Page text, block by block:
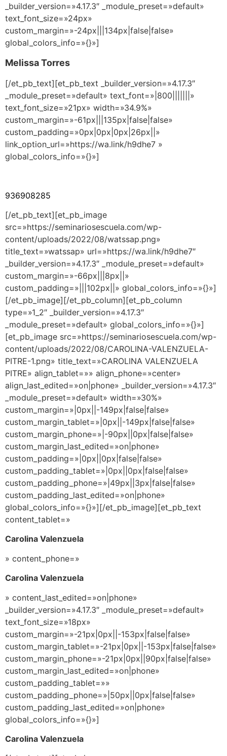
_builder_version=»4.17.3″ _module_preset=»default»
text_font_size=»24px»
custom_margin=»-24px|||134px|false|false»
global_colors_info=»{}»]
Melissa Torres
[/et_pb_text][et_pb_text _builder_version=»4.17.3″
_module_preset=»default» text_font=»|800|||||||»
text_font_size=»21px» width=»34.9%»
custom_margin=»-61px|||135px|false|false»
custom_padding=»0px|0px|0px|26px||»
link_option_url=»https://wa.link/h9dhe7 »
global_colors_info=»{}»]
936908285
[/et_pb_text][et_pb_image
src=»https://seminariosescuela.com/wp-
content/uploads/2022/08/watssap.png»
title_text=»watssap» url=»https://wa.link/h9dhe7″
_builder_version=»4.17.3″ _module_preset=»default»
custom_margin=»-66px|||8px||»
custom_padding=»|||102px||» global_colors_info=»{}»]
[/et_pb_image][/et_pb_column][et_pb_column
type=»1_2″ _builder_version=»4.17.3″
_module_preset=»default» global_colors_info=»{}»]
[et_pb_image src=»https://seminariosescuela.com/wp-
content/uploads/2022/08/CAROLINA-VALENZUELA-
PITRE-1.png» title_text=»CAROLINA VALENZUELA
PITRE» align_tablet=»» align_phone=»center»
align_last_edited=»on|phone» _builder_version=»4.17.3″
_module_preset=»default» width=»30%»
custom_margin=»|0px||-149px|false|false»
custom_margin_tablet=»|0px||-149px|false|false»
custom_margin_phone=»|-90px||0px|false|false»
custom_margin_last_edited=»on|phone»
custom_padding=»|0px||0px|false|false»
custom_padding_tablet=»|0px||0px|false|false»
custom_padding_phone=»|49px||3px|false|false»
custom_padding_last_edited=»on|phone»
global_colors_info=»{}»][/et_pb_image][et_pb_text
content_tablet=»
Carolina Valenzuela
» content_phone=»
Carolina Valenzuela
» content_last_edited=»on|phone»
_builder_version=»4.17.3″ _module_preset=»default»
text_font_size=»18px»
custom_margin=»-21px|0px||-153px|false|false»
custom_margin_tablet=»-21px|0px||-153px|false|false»
custom_margin_phone=»-21px|0px||90px|false|false»
custom_margin_last_edited=»on|phone»
custom_padding_tablet=»»
custom_padding_phone=»|50px||0px|false|false»
custom_padding_last_edited=»on|phone»
global_colors_info=»{}»]
Carolina Valenzuela